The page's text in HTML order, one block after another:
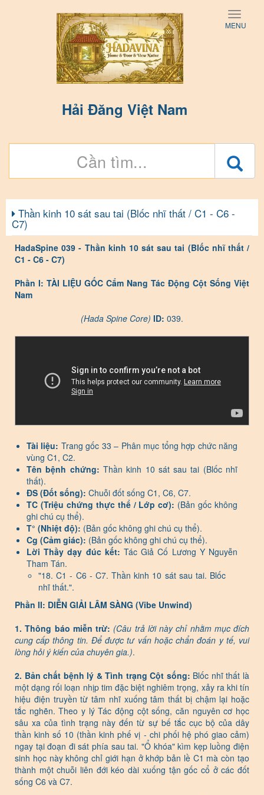
Toggle
MENU
Hải Đăng Việt Nam
Thần kinh 10 sát sau tai (Blốc nhĩ thất / C1 - C6 -
C7)
HadaSpine 039 - Thần kinh 10 sát sau tai (Blốc nhĩ thất /
C1 - C6 - C7)
Phần I: TÀI LIỆU GỐC Cẩm Nang Tác Động Cột Sống Việt
Nam
(Hada Spine Core) ID: 039.
Tài liệu: Trang gốc 33 – Phân mục tổng hợp chức năng
vùng C1, C2.
Tên bệnh chứng: Thần kinh 10 sát sau tai (Blốc nhĩ
thất).
ĐS (Đốt sống): Chuỗi đốt sống C1, C6, C7.
TC (Triệu chứng thực thể / Lớp cơ): (Bản gốc không
ghi chú cụ thể).
T° (Nhiệt độ): (Bản gốc không ghi chú cụ thể).
Cg (Cảm giác): (Bản gốc không ghi chú cụ thể).
Lời Thầy dạy đúc kết: Tác Giả Cố Lương Y Nguyễn
Tham Tán.
"18. C1 - C6 - C7. Thần kinh 10 sát sau tai. Blốc
nhĩ thất.".
Phần II: DIỄN GIẢI LÂM SÀNG (Vibe Unwind)
1. Thông báo miễn trừ: (Câu trả lời này chỉ nhằm mục đích
cung cấp thông tin. Để được tư vấn hoặc chẩn đoán y tế, vui
lòng hỏi ý kiến của chuyên gia.).
2. Bản chất bệnh lý & Tình trạng Cột sống: Blốc nhĩ thất là
một dạng rối loạn nhịp tim đặc biệt nghiêm trọng, xảy ra khi tín
hiệu điện truyền từ tâm nhĩ xuống tâm thất bị chậm lại hoặc
tắc nghẽn. Theo y lý Tác động cột sống, căn nguyên cơ học
sâu xa của tình trạng này đến từ sự bế tắc cục bộ của dây
thần kinh số 10 (thần kinh phế vị - chi phối hệ phó giao cảm)
ngay tại đoạn đi sát phía sau tai. "Ổ khóa" kìm kẹp luồng điện
sinh học này không chỉ giới hạn ở khớp bản lề C1 mà còn tạo
thành một chuỗi liên đới kéo dài xuống tận gốc cổ ở các đốt
sống C6 và C7.